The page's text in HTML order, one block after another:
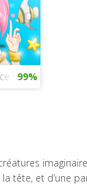
99%
tête, et d’une